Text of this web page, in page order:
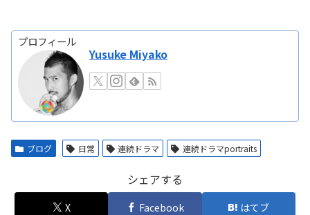
プロフィール
Yusuke Miyako
ブログ 日常 連続ドラマ 連続ドラマportraits
シェアする
X Facebook はてブ